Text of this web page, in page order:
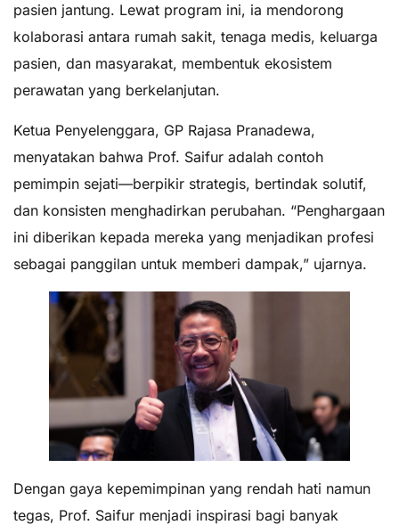
pasien jantung. Lewat program ini, ia mendorong
kolaborasi antara rumah sakit, tenaga medis, keluarga
pasien, dan masyarakat, membentuk ekosistem
perawatan yang berkelanjutan.
Ketua Penyelenggara, GP Rajasa Pranadewa,
menyatakan bahwa Prof. Saifur adalah contoh
pemimpin sejati—berpikir strategis, bertindak solutif,
dan konsisten menghadirkan perubahan. “Penghargaan
ini diberikan kepada mereka yang menjadikan profesi
sebagai panggilan untuk memberi dampak,” ujarnya.
Dengan gaya kepemimpinan yang rendah hati namun
tegas, Prof. Saifur menjadi inspirasi bagi banyak